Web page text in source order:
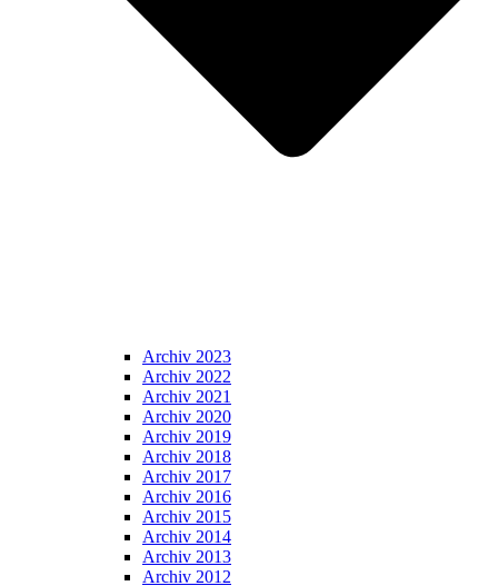
Archiv 2023
Archiv 2022
Archiv 2021
Archiv 2020
Archiv 2019
Archiv 2018
Archiv 2017
Archiv 2016
Archiv 2015
Archiv 2014
Archiv 2013
Archiv 2012